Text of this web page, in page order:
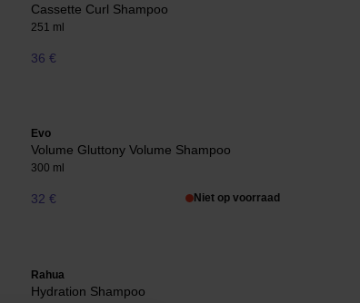
Cassette Curl Shampoo
251 ml
36 €
Evo
Volume Gluttony Volume Shampoo
300 ml
32 € Niet op voorraad
Rahua
Hydration Shampoo